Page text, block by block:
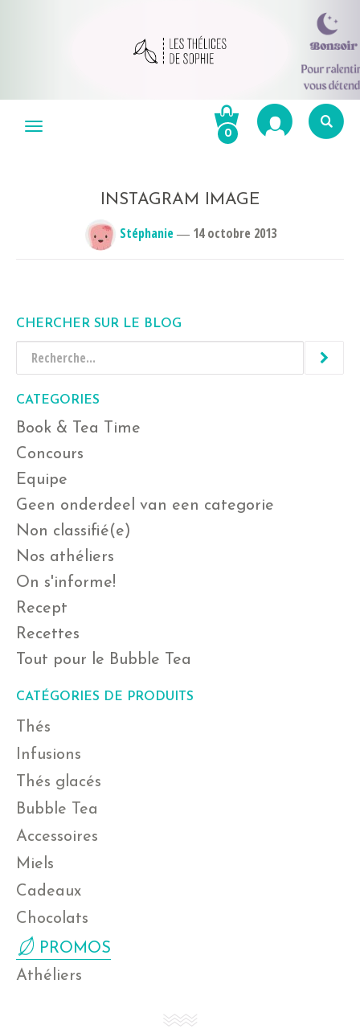
Menu 0
INSTAGRAM IMAGE
Stéphanie― 14 octobre 2013
CHERCHER SUR LE BLOG
CATEGORIES
Book & Tea Time
Concours
Equipe
Geen onderdeel van een categorie
Non classifié(e)
Nos athéliers
On s'informe!
Recept
Recettes
Tout pour le Bubble Tea
CATÉGORIES DE PRODUITS
Thés
Infusions
Thés glacés
Bubble Tea
Accessoires
Miels
Cadeaux
Chocolats
PROMOS
Athéliers